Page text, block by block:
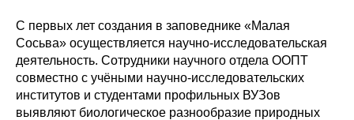
С первых лет создания в заповеднике «Малая
Сосьва» осуществляется научно-исследовательская
деятельность. Сотрудники научного отдела ООПТ
совместно с учёными научно-исследовательских
институтов и студентами профильных ВУЗов
выявляют биологическое разнообразие природных